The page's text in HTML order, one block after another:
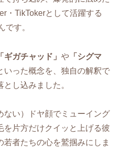
・TikTokerとして活躍する
です。
「ギガチャッド」 や 「シグマ
いった概念を、独自の解釈で
し込みました。
ない）ドヤ顔でミューイング
片方だけクイッと上げる彼
者たちの心を鷲掴みにしま